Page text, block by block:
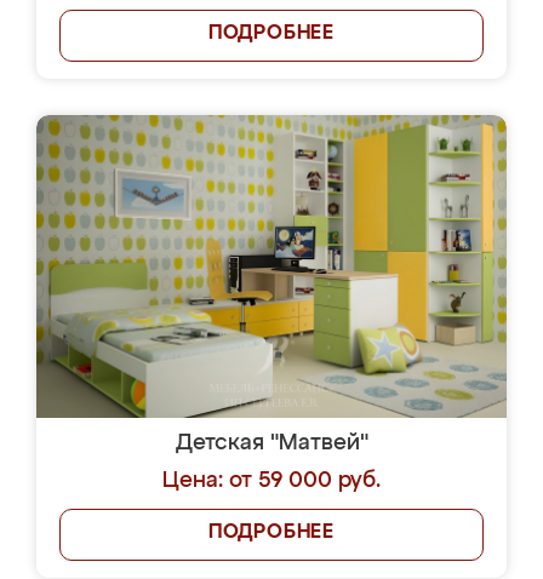
ПОДРОБНЕЕ
Детская "Матвей"
Цена: от 59 000 руб.
ПОДРОБНЕЕ